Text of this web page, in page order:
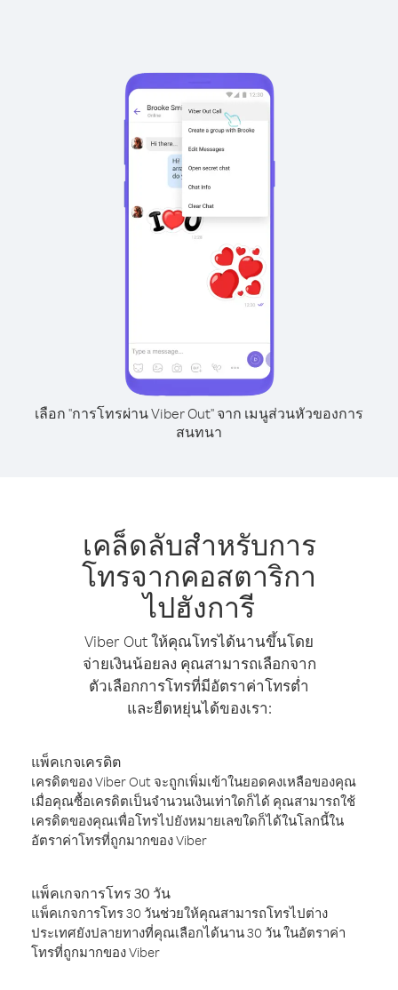
เลือก "การโทรผ่าน Viber Out" จาก เมนูส่วนหัวของการ
สนทนา
เคล็ดลับสำหรับการ
โทรจากคอสตาริกา
ไปฮังการี
Viber Out ให้คุณโทรได้นานขึ้นโดย
จ่ายเงินน้อยลง คุณสามารถเลือกจาก
ตัวเลือกการโทรที่มีอัตราค่าโทรต่ำ
และยืดหยุ่นได้ของเรา:
แพ็คเกจเครดิต
เครดิตของ Viber Out จะถูกเพิ่มเข้าในยอดคงเหลือของคุณ
เมื่อคุณซื้อเครดิตเป็นจำนวนเงินเท่าใดก็ได้ คุณสามารถใช้
เครดิตของคุณเพื่อโทรไปยังหมายเลขใดก็ได้ในโลกนี้ใน
อัตราค่าโทรที่ถูกมากของ Viber
แพ็คเกจการโทร 30 วัน
แพ็คเกจการโทร 30 วันช่วยให้คุณสามารถโทรไปต่าง
ประเทศยังปลายทางที่คุณเลือกได้นาน 30 วัน ในอัตราค่า
โทรที่ถูกมากของ Viber